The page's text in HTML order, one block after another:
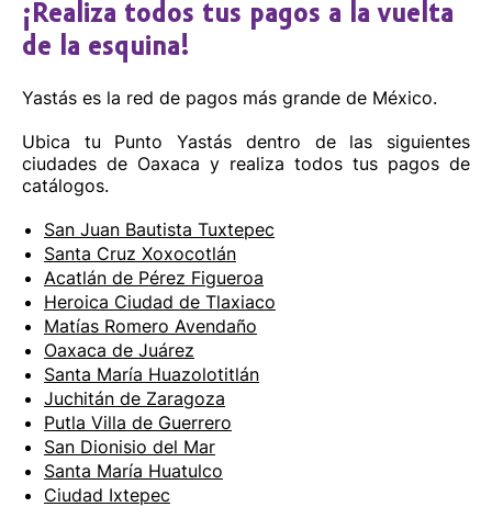
¡Realiza todos tus pagos a la vuelta
de la esquina!
Yastás es la red de pagos más grande de México.
Ubica tu Punto Yastás dentro de las siguientes
ciudades de Oaxaca y realiza todos tus pagos de
catálogos.
San Juan Bautista Tuxtepec
Santa Cruz Xoxocotlán
Acatlán de Pérez Figueroa
Heroica Ciudad de Tlaxiaco
Matías Romero Avendaño
Oaxaca de Juárez
Santa María Huazolotitlán
Juchitán de Zaragoza
Putla Villa de Guerrero
San Dionisio del Mar
Santa María Huatulco
Ciudad Ixtepec